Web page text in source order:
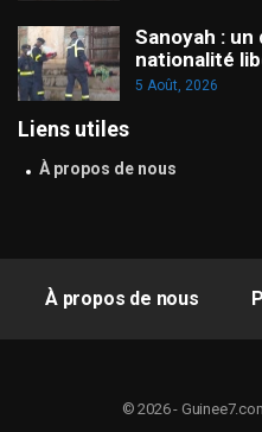
Sanoyah :
nationalité
5 Août, 2026
Liens utiles
À propos de nous
À propos de nous
© 2026 -